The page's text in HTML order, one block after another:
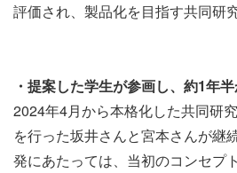
評価され、製品化を目指す共同研
・提案した学生が参画し、約1年
2024年4月から本格化した共同研
を行った坂井さんと宮本さんが継
発にあたっては、当初のコンセプ